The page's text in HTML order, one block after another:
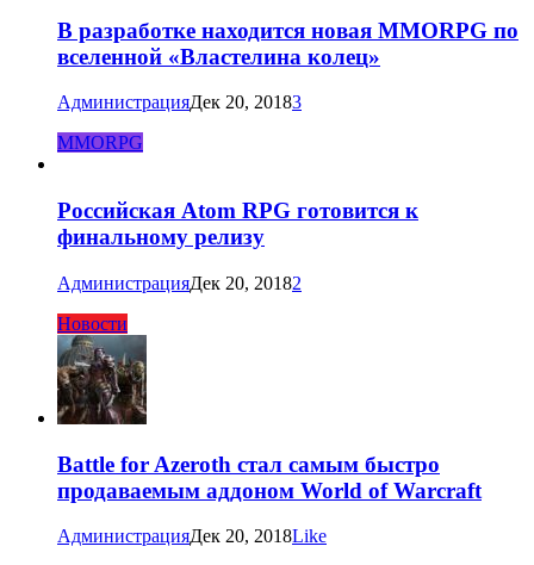
В разработке находится новая MMORPG по
вселенной «Властелина колец»
АдминистрацияДек 20, 20183
MMORPG
Российская Atom RPG готовится к
финальному релизу
АдминистрацияДек 20, 20182
Новости
Battle for Azeroth стал самым быстро
продаваемым аддоном World of Warcraft
АдминистрацияДек 20, 2018Like